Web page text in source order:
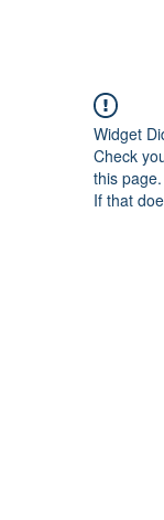
Widget
Check
this page.
If that